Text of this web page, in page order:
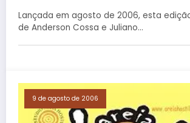
Lançada em agosto de 2006, esta
de Anderson Cossa e Juliano…
9 de agosto de 2006